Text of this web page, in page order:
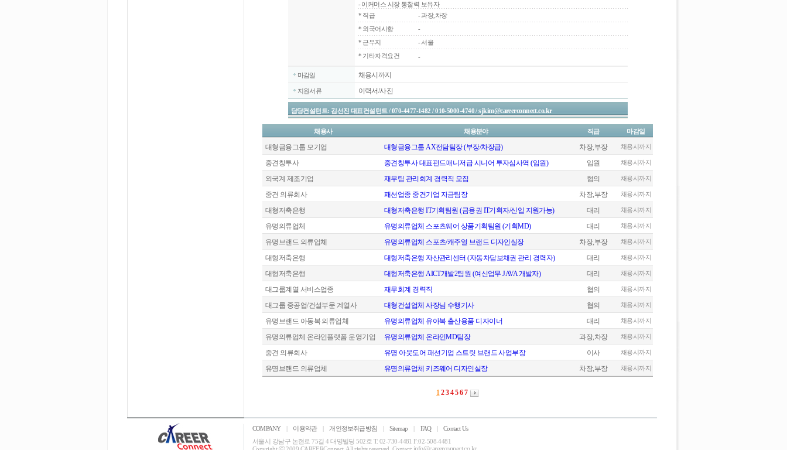
- 이커머스 시장 통찰력 보유자
* 직급
- 과장,차장
* 외국어사항
-
* 근무지
- 서울
* 기타자격요건
-
마감일 채용시까지
지원서류 이력서/사진
담당컨설턴트: 김선진 대표컨설턴트 / 070-4477-1482 / 010-5000-4740 /sjkim@careerconnect.co.kr
채용사 채용분야 직급 마감일
대형금융그룹 모기업 대형금융그룹 AX전담팀장 (부장/차장급) 차장,부장 채용시까지
중견창투사 중견창투사 대표펀드매니저급 시니어 투자심사역 (임원) 임원 채용시까지
외국계 제조기업 재무팀 관리회계 경력직 모집 협의 채용시까지
중견 의류회사 패션업종 중견기업 자금팀장 차장,부장 채용시까지
대형저축은행 대형저축은행 IT기획팀원 (금융권 IT기획자/신입 지원가능) 대리 채용시까지
유명의류업체 유명의류업체 스포츠웨어 상품기획팀원 (기획MD) 대리 채용시까지
유명브랜드 의류업체 유명의류업체 스포츠/캐주얼 브랜드 디자인실장 차장,부장 채용시까지
대형저축은행 대형저축은행 자산관리센터 (자동차담보채권 관리 경력자) 대리 채용시까지
대형저축은행 대형저축은행 AICT개발2팀원 (여신업무 JAVA 개발자) 대리 채용시까지
대그룹계열 서비스업종 재무회계 경력직 협의 채용시까지
대그룹 중공업/건설부문 계열사 대형건설업체 사장님 수행기사 협의 채용시까지
유명브랜드 아동복 의류업체 유명의류업체 유아복 출산용품 디자이너 대리 채용시까지
유명의류업체 온라인플랫폼 운영기업 유명의류업체 온라인MD팀장 과장,차장 채용시까지
중견 의류회사 유명 아웃도어 패션기업 스트릿 브랜드 사업부장 이사 채용시까지
유명브랜드 의류업체 유명의류업체 키즈웨어 디자인실장 차장,부장 채용시까지
12345 6 7
COMPANY | 이용약관 | 개인정보취급방침 | Sitemap | FAQ |
Contact Us
서울시 강남구 논현로 75길 4 대명빌딩 502호 T: 02-730-4481 F:02-508-4481